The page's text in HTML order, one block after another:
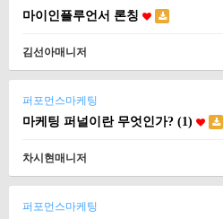
마이인플루언서 론칭
김선아매니저
퍼포먼스마케팅
마케팅 퍼널이란 무엇인가? (1)
차시현매니저
퍼포먼스마케팅